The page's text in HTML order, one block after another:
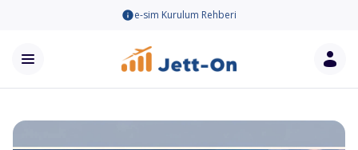
e-sim Kurulum Rehberi